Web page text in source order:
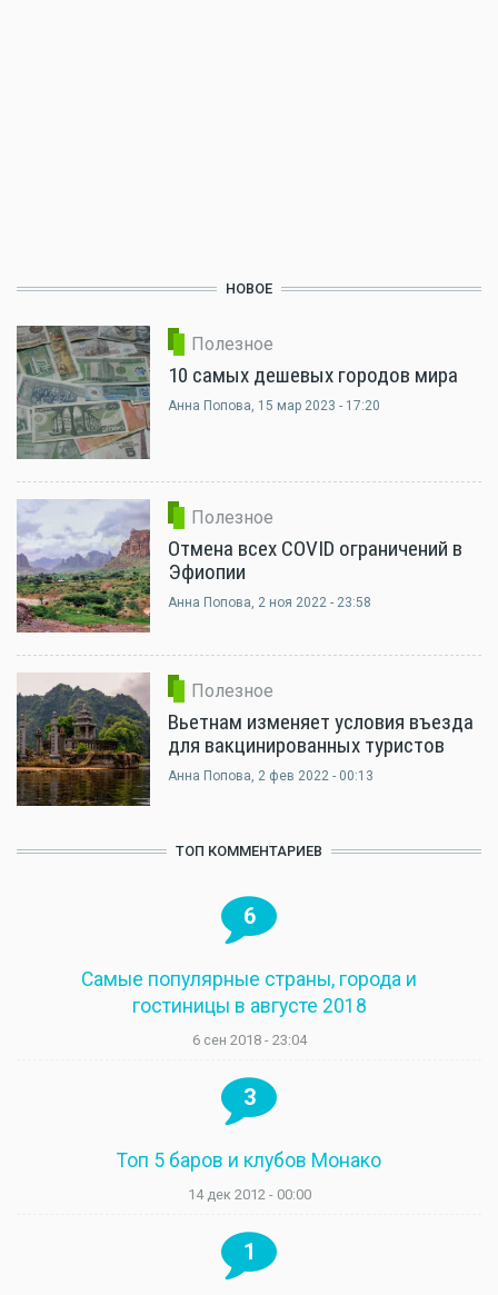
НОВОЕ
Полезное
10 самых дешевых городов мира
Анна Попова, 15 мар 2023 - 17:20
Полезное
Отмена всех COVID ограничений в
Эфиопии
Анна Попова, 2 ноя 2022 - 23:58
Полезное
Вьетнам изменяет условия въезда
для вакцинированных туристов
Анна Попова, 2 фев 2022 - 00:13
ТОП КОММЕНТАРИЕВ
6
Самые популярные страны, города и
гостиницы в августе 2018
6 сен 2018 - 23:04
3
Топ 5 баров и клубов Монако
14 дек 2012 - 00:00
1